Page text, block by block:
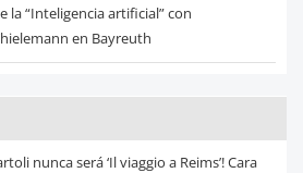
la “Inteligencia artificial” con
en Bayreuth
nunca será ‘Il viaggio a Reims’! Cara